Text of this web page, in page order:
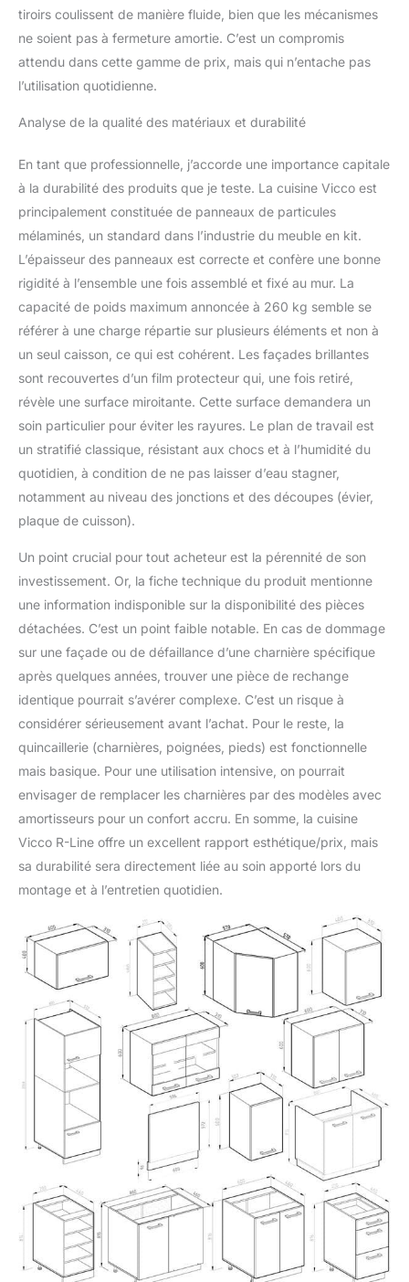
tiroirs coulissent de manière fluide, bien que les mécanismes
ne soient pas à fermeture amortie. C’est un compromis
attendu dans cette gamme de prix, mais qui n’entache pas
l’utilisation quotidienne.
Analyse de la qualité des matériaux et durabilité
En tant que professionnelle, j’accorde une importance capitale
à la durabilité des produits que je teste. La cuisine Vicco est
principalement constituée de panneaux de particules
mélaminés, un standard dans l’industrie du meuble en kit.
L’épaisseur des panneaux est correcte et confère une bonne
rigidité à l’ensemble une fois assemblé et fixé au mur. La
capacité de poids maximum annoncée à 260 kg semble se
référer à une charge répartie sur plusieurs éléments et non à
un seul caisson, ce qui est cohérent. Les façades brillantes
sont recouvertes d’un film protecteur qui, une fois retiré,
révèle une surface miroitante. Cette surface demandera un
soin particulier pour éviter les rayures. Le plan de travail est
un stratifié classique, résistant aux chocs et à l’humidité du
quotidien, à condition de ne pas laisser d’eau stagner,
notamment au niveau des jonctions et des découpes (évier,
plaque de cuisson).
Un point crucial pour tout acheteur est la pérennité de son
investissement. Or, la fiche technique du produit mentionne
une information indisponible sur la disponibilité des pièces
détachées. C’est un point faible notable. En cas de dommage
sur une façade ou de défaillance d’une charnière spécifique
après quelques années, trouver une pièce de rechange
identique pourrait s’avérer complexe. C’est un risque à
considérer sérieusement avant l’achat. Pour le reste, la
quincaillerie (charnières, poignées, pieds) est fonctionnelle
mais basique. Pour une utilisation intensive, on pourrait
envisager de remplacer les charnières par des modèles avec
amortisseurs pour un confort accru. En somme, la cuisine
Vicco R-Line offre un excellent rapport esthétique/prix, mais
sa durabilité sera directement liée au soin apporté lors du
montage et à l’entretien quotidien.